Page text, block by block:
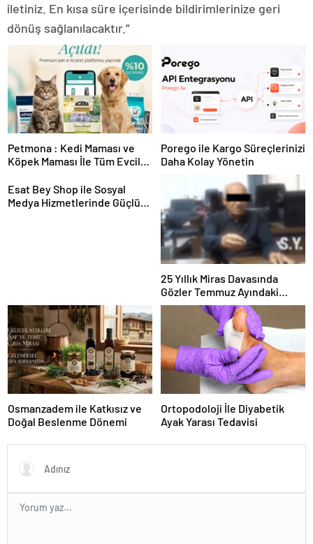
iletiniz. En kısa süre içerisinde bildirimlerinize geri
dönüş sağlanılacaktır.”
Petmona : Kedi Maması ve
Köpek Maması İle Tüm Evcil
Porego ile Kargo Süreçlerinizi
Daha Kolay Yönetin
Esat Bey Shop ile Sosyal
Medya Hizmetlerinde Güçlü
25 Yıllık Miras Davasında
Gözler Temmuz Ayındaki
Karar Duruşmasına Çevrildi
Osmanzadem ile Katkısız ve
Doğal Beslenme Dönemi
Ortopodoloji İle Diyabetik
Ayak Yarası Tedavisi